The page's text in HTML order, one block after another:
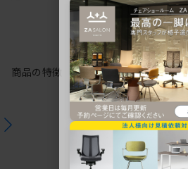
商品の特徴